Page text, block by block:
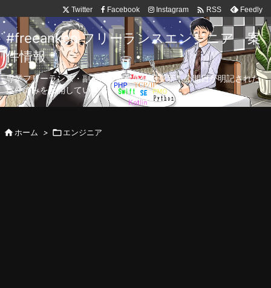
Twitter Facebook Instagram  RSS Feedly
#freeanken フリーランスエンジニア 案
件情報
専業フリーランス・副業向け案件を毎日更新！公開日が明記された
案件のみを公開しています。
ホーム > エンジニア